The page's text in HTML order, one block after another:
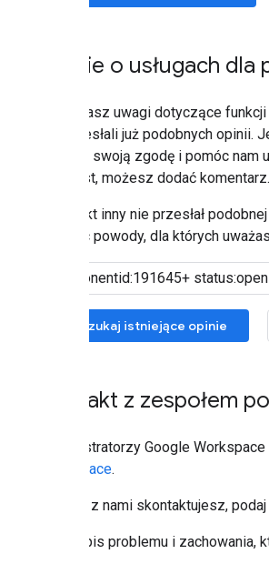
Opinie o usługach
Jeśli masz uwagi dotyczące
nie przesłali już podobnych
wyrazić swoją zgodę i pomóc
kontekst, możesz dodać komentarz.
Jeśli nikt inny nie przesłał
podając powody, dla których
Wyszukaj istniejące opinie
Kontakt z zespołem
Administratorzy Google
Workspace.
Gdy się z nami skontaktujesz,
opis problemu i zachowania,